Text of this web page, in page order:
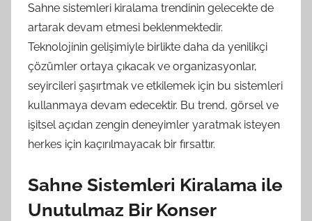
Sahne sistemleri kiralama trendinin gelecekte de
artarak devam etmesi beklenmektedir.
Teknolojinin gelişimiyle birlikte daha da yenilikçi
çözümler ortaya çıkacak ve organizasyonlar,
seyircileri şaşırtmak ve etkilemek için bu sistemleri
kullanmaya devam edecektir. Bu trend, görsel ve
işitsel açıdan zengin deneyimler yaratmak isteyen
herkes için kaçırılmayacak bir fırsattır.
Sahne Sistemleri Kiralama ile
Unutulmaz Bir Konser